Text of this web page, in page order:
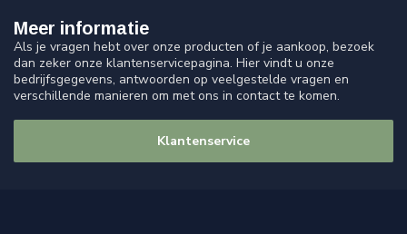
Meer informatie
Als je vragen hebt over onze producten of je aankoop, bezoek
dan zeker onze klantenservicepagina. Hier vindt u onze
bedrijfsgegevens, antwoorden op veelgestelde vragen en
verschillende manieren om met ons in contact te komen.
Klantenservice